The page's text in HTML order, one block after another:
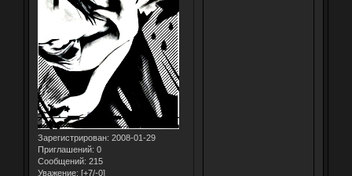
Зарегистрирован: 2008-01-29
Приглашений: 0
Сообщений: 215
Уважение: [+7/-0]